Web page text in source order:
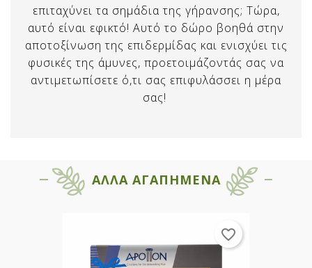
Προσθήκη στη λίστα επιθυμιών
Δημιουργία λίστας επιθυμιών ×
ΣΥΝΔΕΣΗ ×
Χρειάζεται να συνδεθείτε για να
αποθηκεύσετε προϊόντα στη λίστα
αγαπημένων.
επιταχύνει τα σημάδια της γήρανσης; Τώρα,
αυτό είναι εφικτό! Αυτό το δώρο βοηθά στην
αποτοξίνωση της επιδερμίδας και ενισχύει τις
φυσικές της άμυνες, προετοιμάζοντάς σας να
αντιμετωπίσετε ό,τι σας επιφυλάσσει η μέρα
σας!
ΑΛΛΑ ΑΓΑΠΗΜΕΝΑ
favorite_border